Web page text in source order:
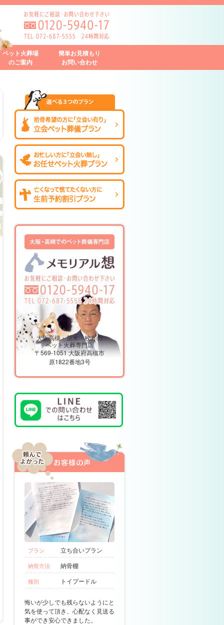
ペット火葬場
のご案内
簡単お見積もり
お問い合わせ
大阪高槻・茨木・枚方の
ペット火葬専門店
〒569-1051 大阪府高槻市
原1822番地3号
プラン 立ち合いプラン
納骨方法 納骨棚
種別 トイプードル
悔いが少しでも残らないようにと
気を使って頂き、心配なく見送る
事ができ安心できました。